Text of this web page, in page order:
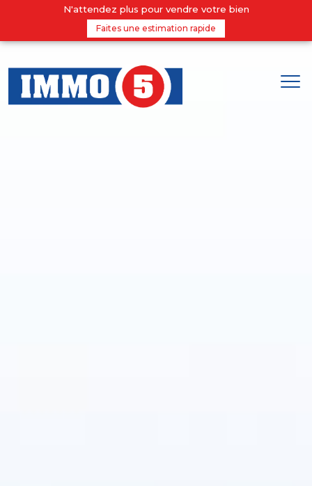
N'attendez plus pour vendre votre bien
Faites une estimation rapide